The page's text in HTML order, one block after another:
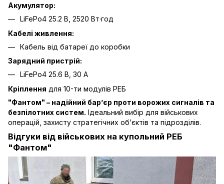
Акумулятор:
LiFePo4 25.2 В, 2520 Вт·год
Кабелі живлення:
Кабель від батареї до коробки
Зарядний пристрій:
LiFePo4 25.6 В, 30 А
Кріплення для 10-ти модулів РЕБ
"Фантом" – надійний бар’єр проти ворожих сигналів та
безпілотних систем. Ідеальний вибір для військових
операцій, захисту стратегічних об’єктів та підрозділів.
Відгуки від військових на купольний РЕБ
"Фантом"